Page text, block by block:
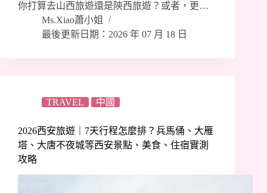
你打算去山西旅遊還是陝西旅遊？或者，更…
Ms.Xiao蕭小姐
最後更新日期：2026 年 07 月 18 日
TRAVEL 中國
2026西安旅遊｜7天行程怎麼排？兵馬俑、大雁
塔、大唐不夜城等西安景點、美食、住宿實測
攻略